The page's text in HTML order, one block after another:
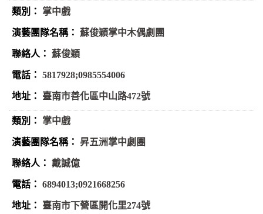
掌中戲
蘇俊穎掌中木偶劇團
蘇俊穎
5817928;0985554006
臺南市善化區中山路472號
掌中戲
昇五洲掌中劇團
戴誠億
6894013;0921668256
臺南市下營區開化里274號